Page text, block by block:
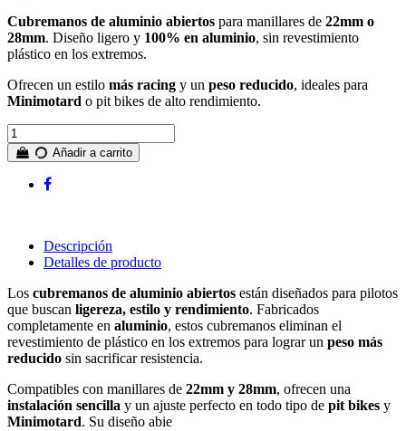
Cubremanos de aluminio abiertos para manillares de 22mm o
28mm. Diseño ligero y 100% en aluminio, sin revestimiento
plástico en los extremos.
Ofrecen un estilo más racing y un peso reducido, ideales para
Minimotard o pit bikes de alto rendimiento.
Añadir a carrito
Descripción
Detalles de producto
Los cubremanos de aluminio abiertos están diseñados para pilotos
que buscan ligereza, estilo y rendimiento. Fabricados
completamente en aluminio, estos cubremanos eliminan el
revestimiento de plástico en los extremos para lograr un peso más
reducido sin sacrificar resistencia.
Compatibles con manillares de 22mm y 28mm, ofrecen una
instalación sencilla y un ajuste perfecto en todo tipo de pit bikes y
Minimotard. Su diseño abie